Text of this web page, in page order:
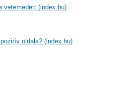
vetemedett (index.hu)
oldala? (index.hu)